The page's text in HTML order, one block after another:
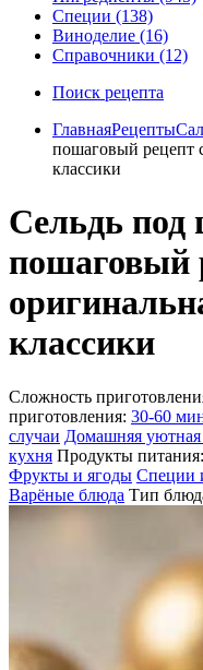
Специи (138)
Виноделие (16)
Справочники (12)
Поиск рецепта
ГлавнаяРецепты
пошаговый рецепт
классики
Сельдь под
пошаговый
классики
Сложность
приготовления: 30-60
случаи Домашняя уютная
кухня Продукты питания:
Фрукты и ягоды Специи
Варёные блюда Тип